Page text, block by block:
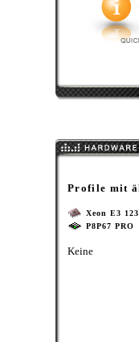
Profile mit
Xeon E3
P8P67 PRO
Keine